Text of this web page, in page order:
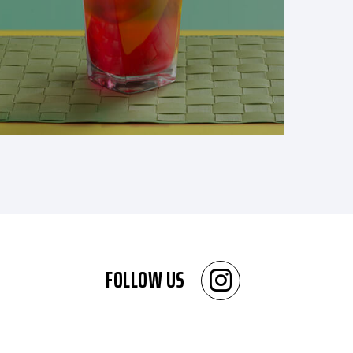
FOLLOW US